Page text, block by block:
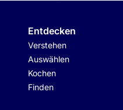
Entdecken
Verstehen
Auswählen
Kochen
Finden